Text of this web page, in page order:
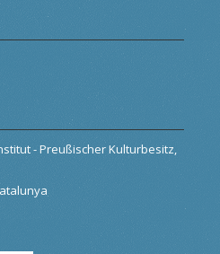
- Preußischer Kulturbesitz,